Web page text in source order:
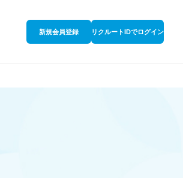
新規会員登録 リクルートIDでログイン